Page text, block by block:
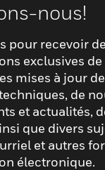
nous!
pour recevoir
exclusives de
mises à jour
de
et actualités,
que divers
et autres
électronique.